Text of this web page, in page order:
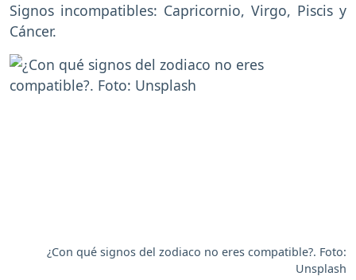
Signos incompatibles: Capricornio, Virgo, Piscis y
Cáncer.
¿Con qué signos del zodiaco no eres compatible?. Foto:
Unsplash